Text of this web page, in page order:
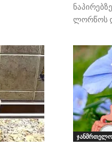
ლორწოს